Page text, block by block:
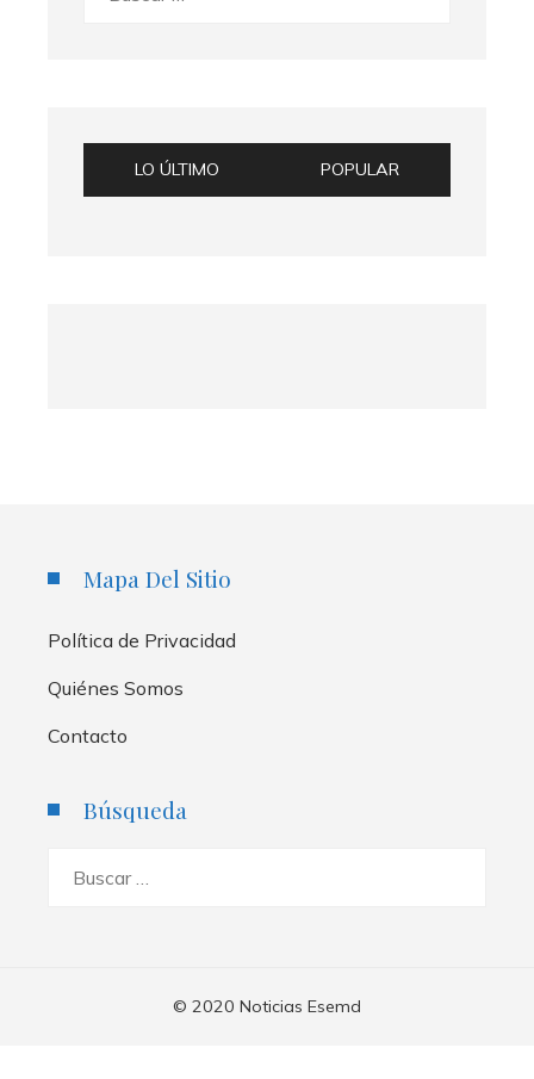
LO ÚLTIMO POPULAR
Mapa Del Sitio
Política de Privacidad
Quiénes Somos
Contacto
Búsqueda
© 2020 Noticias Esemd